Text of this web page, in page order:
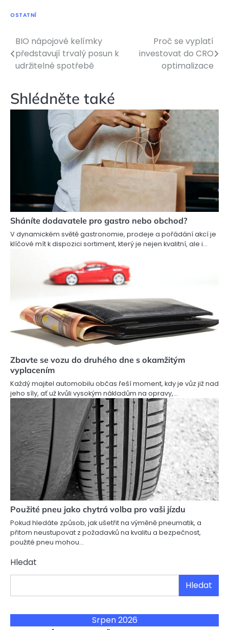
OSTATNÍ
Navigace
pro
BIO nápojové kelímky
představují trvalý posun k
udržitelné spotřebě
Proč se vyplatí
investovat do CRO
optimalizace
Shlédněte také
Sháníte dodavatele pro gastro nebo obchod?
V dynamickém světě gastronomie, prodeje a pořádání akcí je
klíčové mít k dispozici sortiment, který je nejen kvalitní, ale i…
Zbavte se vozu do druhého dne s okamžitým
vyplacením
Každý majitel automobilu občas řeší moment, kdy je vůz již nad
jeho síly, ať už kvůli vysokým nákladům na opravy,…
Použité pneu jako chytrá volba pro vaši jízdu
Pokud hledáte způsob, jak ušetřit na výměně pneumatik, a
přitom neustupovat z požadavků na kvalitu a bezpečnost,
použité pneu mohou…
Hledat
Hledat
Srpen 2026